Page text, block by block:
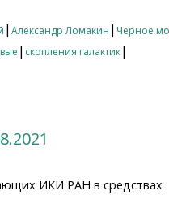
| Александр Ломакин | Черное
| скопления галактик|
ИКИ РАН в средствах